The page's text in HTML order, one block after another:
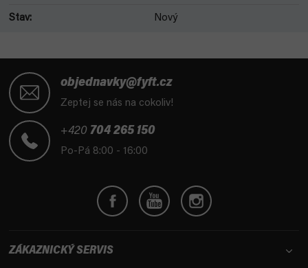
Stav: Nový
objednavky@fyft.cz
Zeptej se nás na cokoliv!
+420 704 265 150
Po-Pá 8:00 - 16:00
ZÁKAZNICKÝ SERVIS